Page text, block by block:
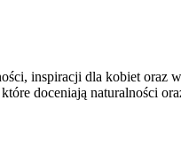
inspiracji dla kobiet oraz
doceniają naturalności